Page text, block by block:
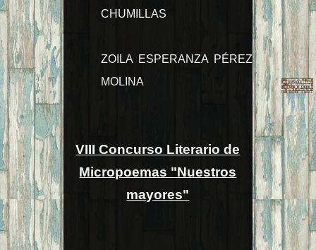
CHUMILLAS
ZOILA ESPERANZA PÉREZ
MOLINA
VIII Concurso Literario de
Micropoemas "Nuestros
mayores"